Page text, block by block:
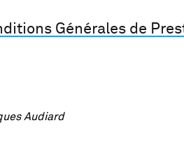
Générales de
Audiard